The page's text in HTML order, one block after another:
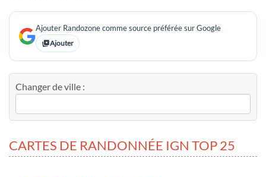
Ajouter Randozone comme source préférée sur Google
Ajouter
Changer de ville :
CARTES DE RANDONNÉE IGN TOP 25